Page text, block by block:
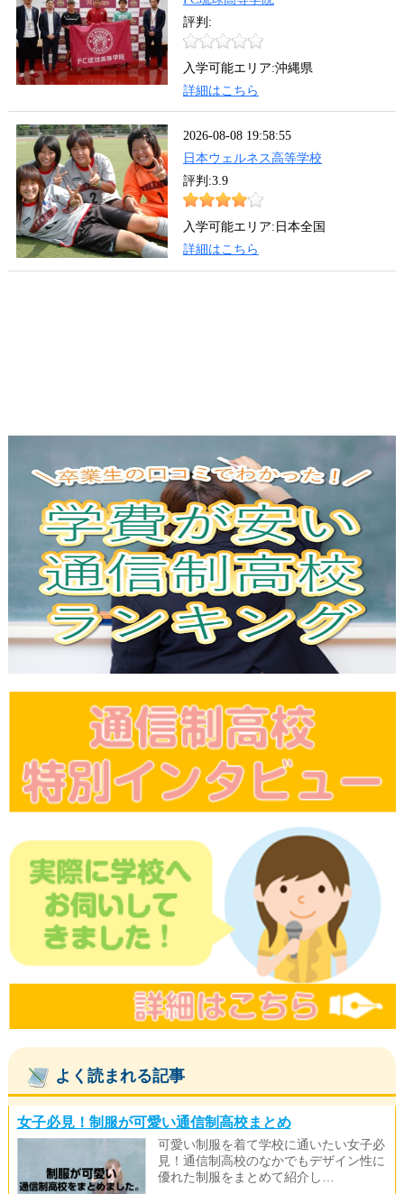
よく読まれる記事
女子必見！制服が可愛い通信制高校まとめ
可愛い制服を着て学校に通いたい女子必
見！通信制高校のなかでもデザイン性に
優れた制服をまとめて紹介し…